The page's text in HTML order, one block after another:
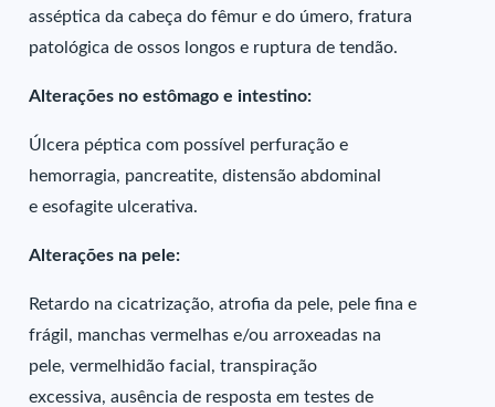
asséptica da cabeça do fêmur e do úmero, fratura
patológica de ossos longos e ruptura de tendão.
Alterações no estômago e intestino:
Úlcera péptica com possível perfuração e
hemorragia, pancreatite, distensão abdominal
e esofagite ulcerativa.
Alterações na pele:
Retardo na cicatrização, atrofia da pele, pele fina e
frágil, manchas vermelhas e/ou arroxeadas na
pele, vermelhidão facial, transpiração
excessiva, ausência de resposta em testes de